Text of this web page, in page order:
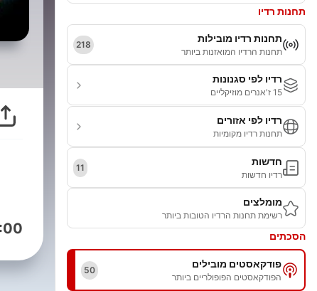
תחנות רדיו
תחנות רדיו מובילות
תחנות הרדיו המואזנות ביותר
218
רדיו לפי סגנונות
15 ז'אנרים מוזיקליים
רדיו לפי אזורים
תחנות רדיו מקומיות
חדשות
רדיו חדשות
11
מומלצים
רשימת תחנות הרדיו הטובות ביותר
הסכתים
פודקאסטים מובילים
הפודקאסטים הפופולריים ביותר
50